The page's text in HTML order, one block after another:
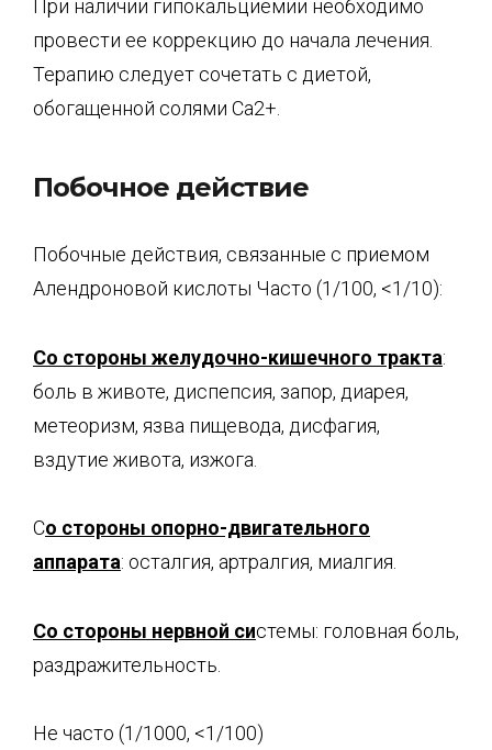
При наличии гипокальциемии необходимо
провести ее коррекцию до начала лечения.
Терапию следует сочетать с диетой,
обогащенной солями Са2+.
Побочное действие
Побочные действия, связанные с приемом
Алендроновой кислоты Часто (1/100, <1/10):
Со стороны желудочно-кишечного тракта:
боль в животе, диспепсия, запор, диарея,
метеоризм, язва пищевода, дисфагия,
вздутие живота, изжога.
Со стороны опорно-двигательного
аппарата: осталгия, артралгия, миалгия.
Со стороны нервной системы: головная боль,
раздражительность.
Не часто (1/1000, <1/100)